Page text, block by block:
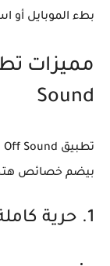
بطء الموبايل أو
Sound
تطبيق Off Sound
بيضم خصائص
1. حرية كاملة في اختيار الأصوات